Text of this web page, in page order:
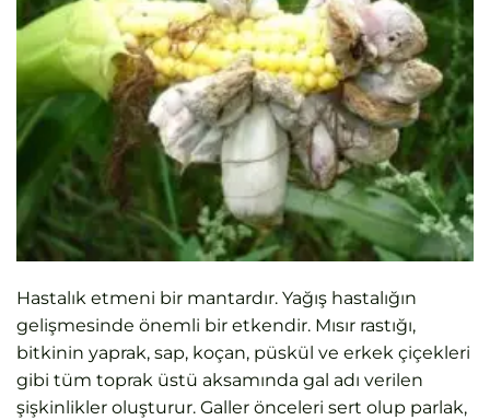
Hastalık etmeni bir mantardır. Yağış hastalığın
gelişmesinde önemli bir etkendir. Mısır rastığı,
bitkinin yaprak, sap, koçan, püskül ve erkek çiçekleri
gibi tüm toprak üstü aksamında gal adı verilen
şişkinlikler oluşturur. Galler önceleri sert olup parlak,